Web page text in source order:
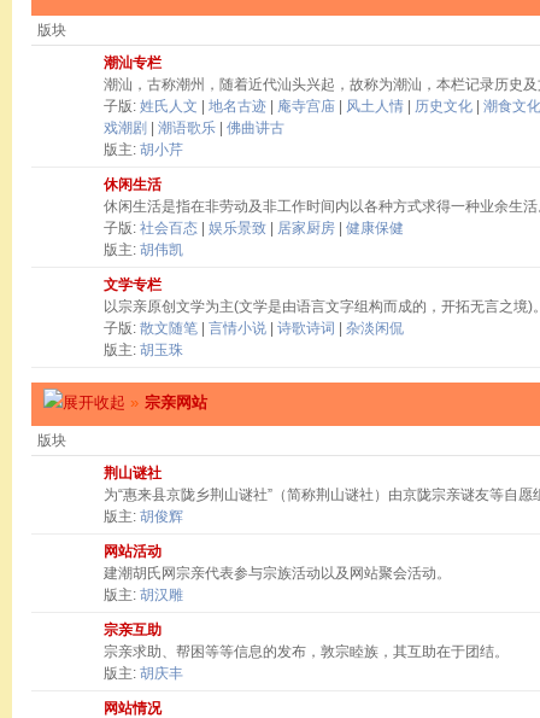
版块
潮汕专栏
潮汕，古称潮州，随着近代汕头兴起，故称为潮汕，本栏记录历史
子版: 姓氏人文 地名古迹 庵寺宫庙 风土人情 历史文化
潮食文化
戏潮剧
潮语歌乐
佛曲讲古
版主: 胡小芹
休闲生活
休闲生活是指在非劳动及非工作时间内以各种方式求得一种业余生
子版: 社会百态 娱乐景致 居家厨房
健康保健
版主: 胡伟凯
文学专栏
以宗亲原创文学为主(文学是由语言文字组构而成的，开拓无言之境)
子版: 散文随笔 言情小说 诗歌诗词
杂淡闲侃
版主: 胡玉珠
» 宗亲网站
版块
荆山谜社
为“惠来县京陇乡荆山谜社”（简称荆山谜社）由京陇宗亲谜友等自
版主: 胡俊辉
网站活动
建潮胡氏网宗亲代表参与宗族活动以及网站聚会活动。
版主: 胡汉雕
宗亲互助
宗亲求助、帮困等等信息的发布，敦宗睦族，其互助在于团结。
版主: 胡庆丰
网站情况